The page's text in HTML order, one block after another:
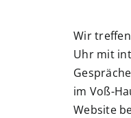
Wir
Uhr mit
im Voß-
Website